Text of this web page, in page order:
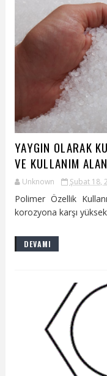
YAYGIN OLARAK
VE KULLANIM
Unknown Şubat 18,
Polimer Özellik
korozyona karşı
DEVAMI